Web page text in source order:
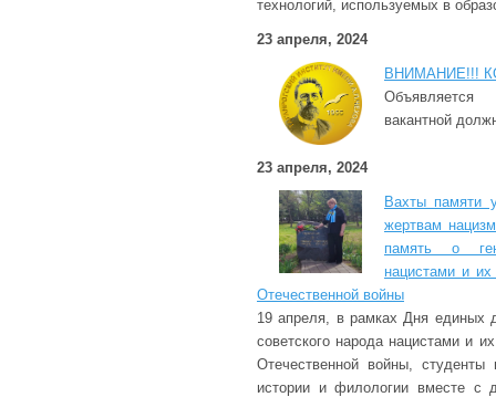
технологий, используемых в
23 апреля, 2024
ВНИМАНИЕ!!!
вакантной
23 апреля, 2024
Вахты памяти
жертвам
память о
нацистами и
Отечественной войны
19 апреля, в рамках Дня единых
советского народа нацистами и
Отечественной войны, студенты
истории и филологии вместе с